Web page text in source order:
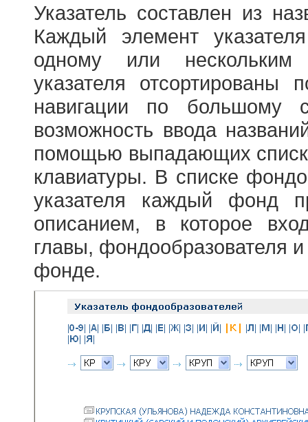
Указатель составлен из
Каждый элемент
одному или
указателя отсортированы
навигации по большому
возможность ввода
помощью выпадающих
клавиатуры. В списке
указателя каждый фонд
описанием, в которое
главы, фондообразователя
фонде.